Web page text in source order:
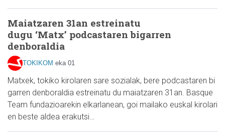
Maiatzaren 31an estreinatu
dugu ‘Matx’ podcastaren bigarren
denboraldia
TOKIKOM eka 01
Matxek, tokiko kirolaren sare sozialak, bere podcastaren bi
garren denboraldia estreinatu du maiatzaren 31an. Basque
Team fundazioarekin elkarlanean, goi mailako euskal kirolari
en beste aldea erakutsi…